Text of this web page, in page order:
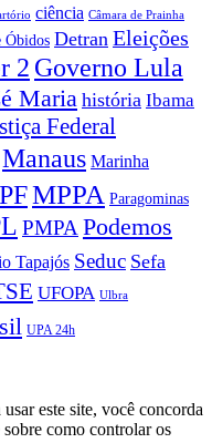
ciência Câmara de Prainha
Óbidos Detran Eleições
2 Governo Lula
Maria história Ibama
Federal
Manaus Marinha
MPPA Paragominas
PMPA Podemos
Tapajós Seduc Sefa
UFOPA Ulbra
UPA 24h
este site, você concorda
como controlar os